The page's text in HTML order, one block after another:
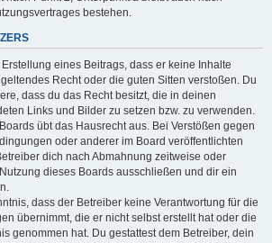
bestehen.
eines Beitrags, dass er keine Inhalte
Recht oder die guten Sitten verstoßen. Du
dass du das Recht besitzt, die in deinen
Links und Bilder zu setzen bzw. zu verwenden.
übt das Hausrecht aus. Bei Verstößen gegen
oder anderer im Board veröffentlichten
dich nach Abmahnung zeitweise oder
dieses Boards ausschließen und dir ein
dass der Betreiber keine Verantwortung für die
übernimmt, die er nicht selbst erstellt hat oder die
genommen hat. Du gestattest dem Betreiber, dein